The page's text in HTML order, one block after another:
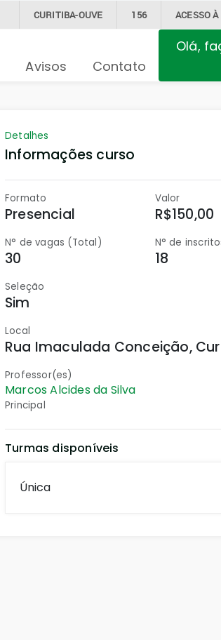
CURITIBA-OUVE 156 ACESSO À
Avisos Contato
Olá,
Detalhes
Informações curso
Formato
Presencial
Valor
R$150,00
N° de vagas (Total)
30
N° de
18
Seleção
Sim
Local
Rua Imaculada Conceição,
Professor(es)
Marcos Alcides da Silva
Principal
Turmas disponíveis
Única